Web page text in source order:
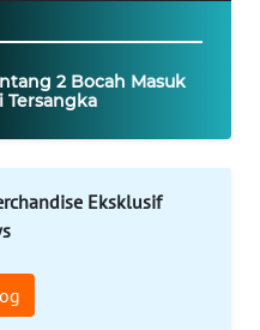
2 Bocah Masuk
Tersangka
Eksklusif